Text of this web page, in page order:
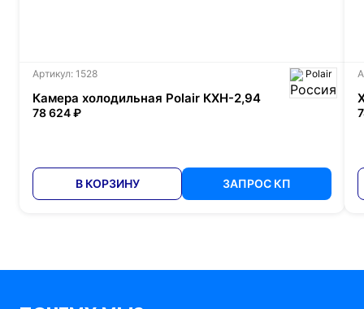
Артикул: 1528 Polair
Камера холодильная Polair КХН-2,94
78 624 ₽
В КОРЗИНУ ЗАПРОС КП